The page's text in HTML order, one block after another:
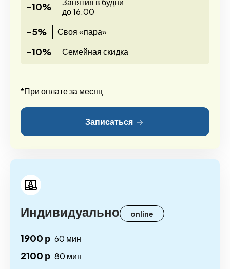
-10%
до 16.00
-5% Своя «пара»
-10% Семейная скидка
*При оплате за месяц
Записаться
Индивидуально online
1900 р 60 мин
2100 р 80 мин